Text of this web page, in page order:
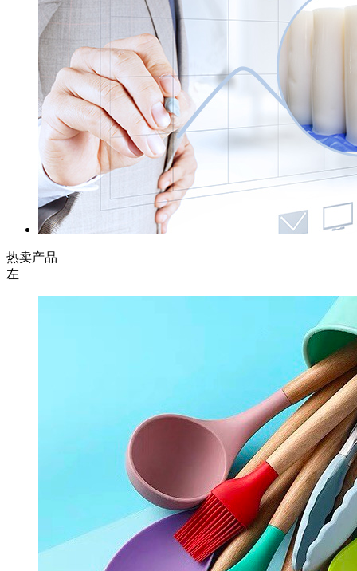
热卖产品
左